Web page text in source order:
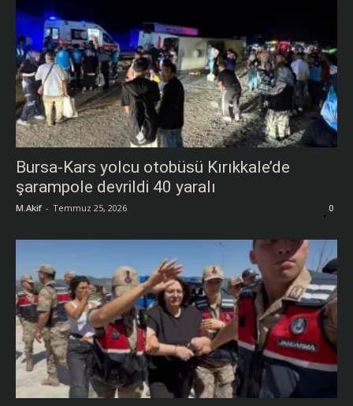
Bursa-Kars yolcu otobüsü Kırıkkale’de
şarampole devrildi 40 yaralı
M.Akif - Temmuz 25, 2026 0